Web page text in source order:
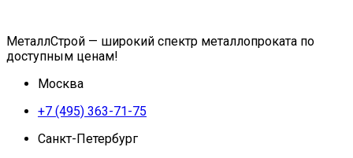
МеталлСтрой — широкий спектр металлопроката по
доступным ценам!
Москва
+7 (495) 363-71-75
Санкт-Петербург